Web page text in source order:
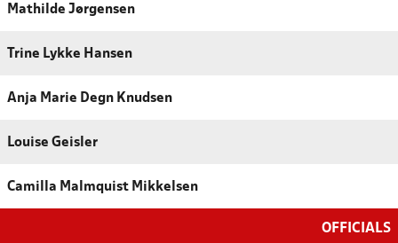
Mathilde Jørgensen
Trine Lykke Hansen
Anja Marie Degn Knudsen
Louise Geisler
Camilla Malmquist Mikkelsen
OFFICIALS